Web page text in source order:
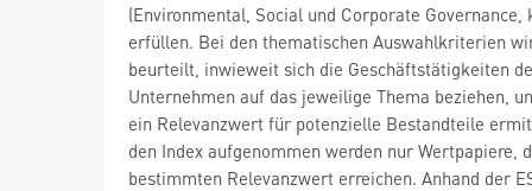
(Environmental, Social und Corporate Governance,
erfüllen. Bei den thematischen Auswahlkriterien
beurteilt, inwieweit sich die Geschäftstätigkeiten
Unternehmen auf das jeweilige Thema beziehen,
ein Relevanzwert für potenzielle Bestandteile
den Index aufgenommen werden nur Wertpapiere,
bestimmten Relevanzwert erreichen. Anhand der